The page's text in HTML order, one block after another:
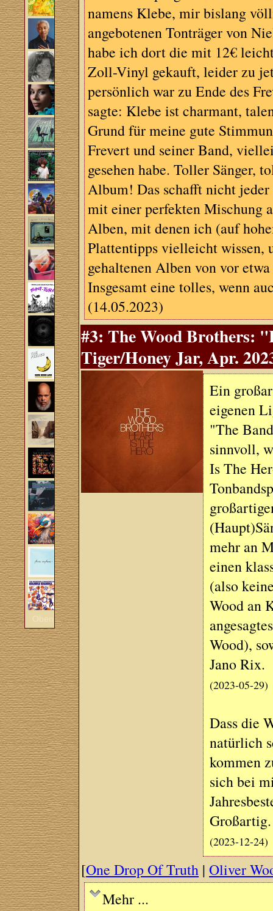
Oben
namens Klebe, mir bislang
angebotenen Tonträger von
habe ich dort die mit 12€
Zoll-Vinyl gekauft, leider zu
persönlich war zu Ende des
sagte: Klebe ist charmant,
Grund für meine gute
Frevert und seiner Band,
gesehen habe. Toller Sänger,
Album! Das schafft nicht
mit einer perfekten Mischung
Alben, mit denen ich (auf
Plattentipps vielleicht wissen,
gehaltenen Alben von vor
Insgesamt eine tolles, wenn
(14.05.2023)
#3: The Wood Brothers:
Tiger/Honey Jar, Apr.
Ein
eigenen
"The
sinnvoll,
Is The
mehr an
einen
(also
Wood an
Wood),
Jano Rix.
(2023-05-29)
Dass die
natürlich
kommen
sich bei
Großartig.
(2023-12-24)
[One Drop Of Truth |Oliver
Mehr ...